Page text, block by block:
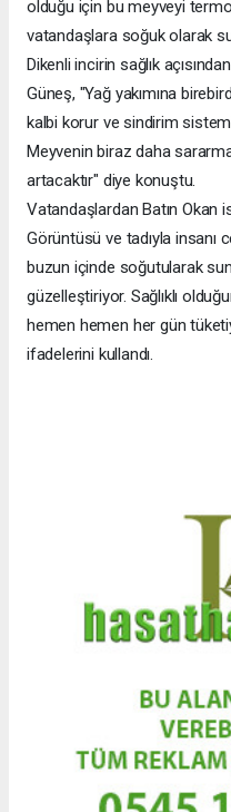
olduğu için bu meyveyi
vatandaşlara soğuk olarak
Dikenli incirin sağlık
Güneş, "Yağ yakımına
kalbi korur ve sindirim
Meyvenin biraz daha
artacaktır" diye konuştu.
Vatandaşlardan Batın Okan
Görüntüsü ve tadıyla insanı
buzun içinde soğutularak
güzelleştiriyor. Sağlıklı
hemen hemen her gün
ifadelerini kullandı.